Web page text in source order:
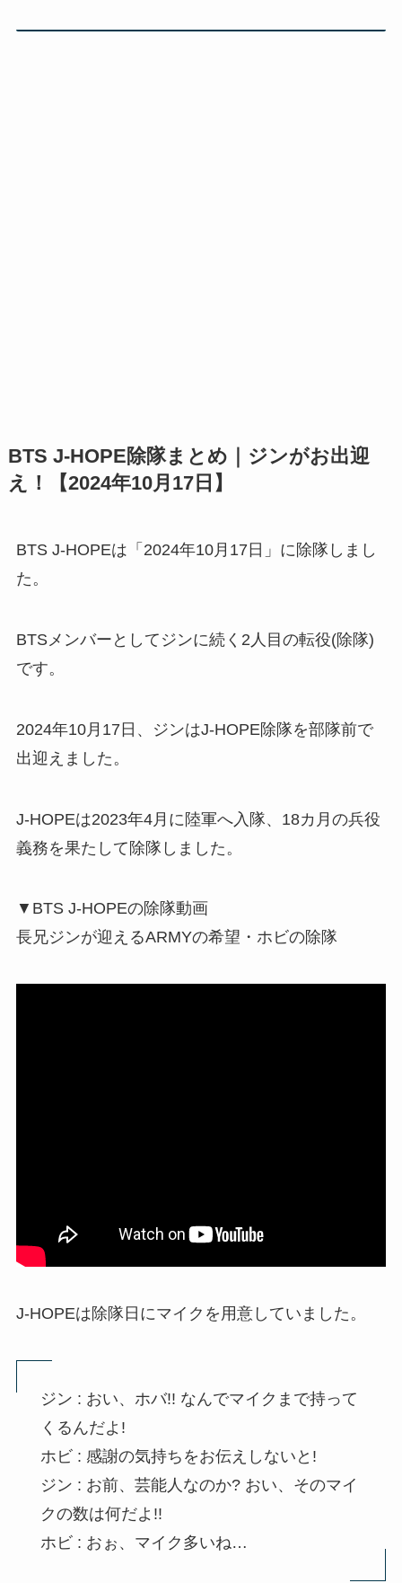
BTS J-HOPE除隊まとめ｜ジンがお出迎
え！【2024年10月17日】
BTS J-HOPEは「2024年10月17日」に除隊しまし
た。
BTSメンバーとしてジンに続く2人目の転役(除隊)
です。
2024年10月17日、ジンはJ-HOPE除隊を部隊前で
出迎えました。
J-HOPEは2023年4月に陸軍へ入隊、18カ月の兵役
義務を果たして除隊しました。
▼BTS J-HOPEの除隊動画
長兄ジンが迎えるARMYの希望・ホビの除隊
J-HOPEは除隊日にマイクを用意していました。
ジン : おい、ホバ!! なんでマイクまで持って
くるんだよ!
ホビ : 感謝の気持ちをお伝えしないと!
ジン : お前、芸能人なのか? おい、そのマイ
クの数は何だよ!!
ホビ : おぉ、マイク多いね…